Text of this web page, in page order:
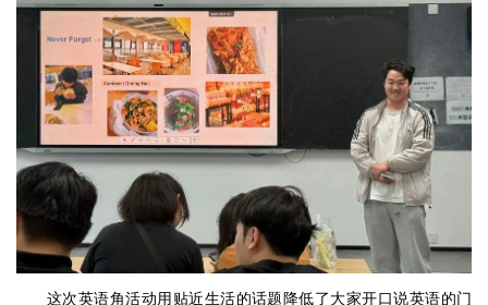
这次英语角活动用贴近生活的话题降低了大家开口说英语的门